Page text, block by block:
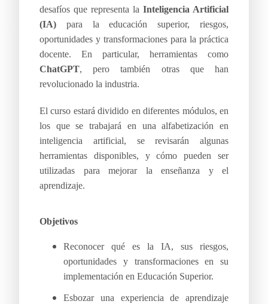
desafíos que representa la Inteligencia Artificial
(IA) para la educación superior, riesgos,
oportunidades y transformaciones para la práctica
docente. En particular, herramientas como
ChatGPT, pero también otras que han
revolucionado la industria.
El curso estará dividido en diferentes módulos, en
los que se trabajará en una alfabetización en
inteligencia artificial, se revisarán algunas
herramientas disponibles, y cómo pueden ser
utilizadas para mejorar la enseñanza y el
aprendizaje.
Objetivos
Reconocer qué es la IA, sus riesgos,
oportunidades y transformaciones en su
implementación en Educación Superior.
Esbozar una experiencia de aprendizaje